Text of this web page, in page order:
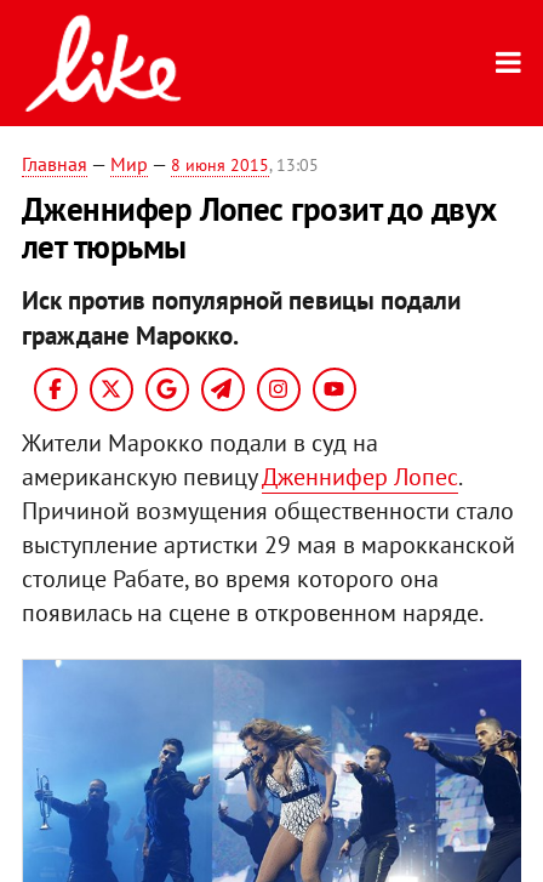
Главная — Мир — 8 июня 2015, 13:05
Дженнифер Лопес грозит до двух
лет тюрьмы
Иск против популярной певицы подали
граждане Марокко.
Жители Марокко подали в суд на
американскую певицуДженнифер Лопес.
Причиной возмущения общественности стало
выступление артистки 29 мая в марокканской
столице Рабате, во время которого она
появилась на сцене в откровенном наряде.